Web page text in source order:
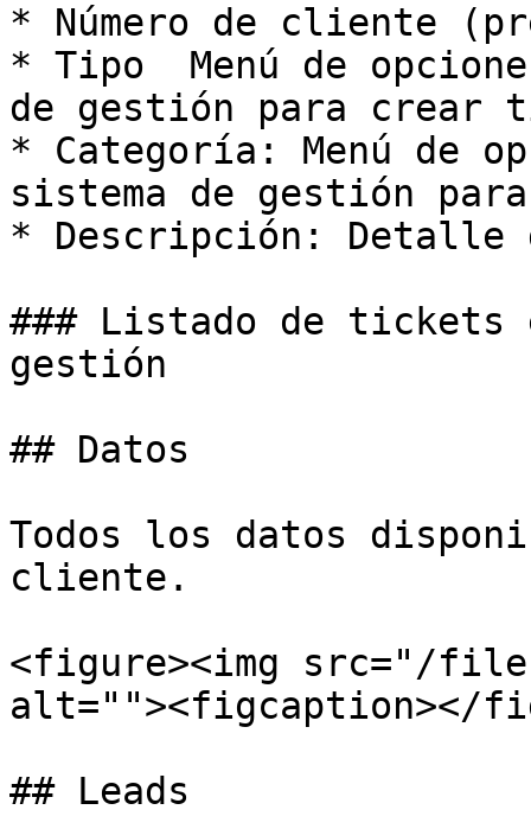
* Número de cliente
* Tipo  Menú de
de gestión para crear
* Categoría: Menú de
sistema de gestión
* Descripción: Detalle
### Listado de tickets
gestión
## Datos
Todos los datos
cliente.
<figure><img src="/files/
alt=""><figcaption></
## Leads